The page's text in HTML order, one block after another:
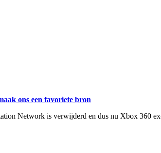
ons een favoriete bron
Network is verwijderd en dus nu Xbox 360